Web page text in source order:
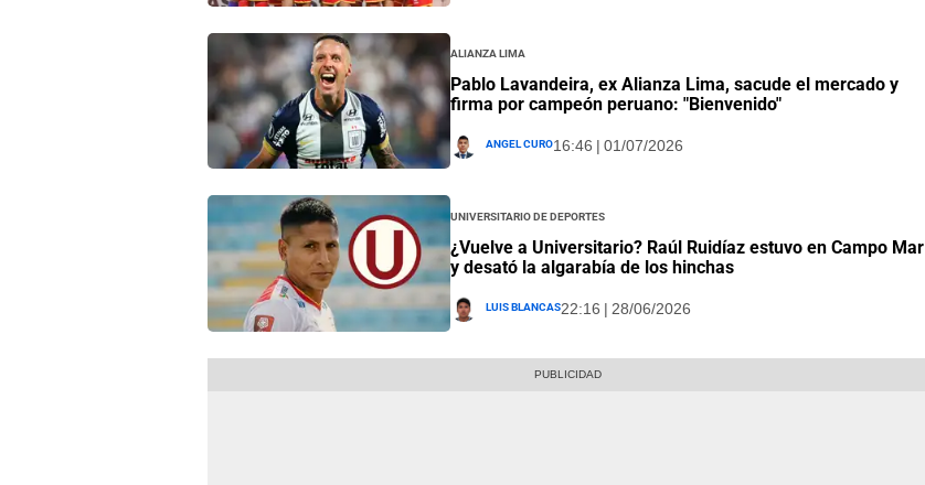
Alianza Lima
Pablo Lavandeira, ex Alianza Lima, sacude el mercado y
firma por campeón peruano: "Bienvenido"
Angel Curo16:46 | 01/07/2026
Universitario de Deportes
¿Vuelve a Universitario? Raúl Ruidíaz estuvo en Campo Mar
y desató la algarabía de los hinchas
Luis Blancas22:16 | 28/06/2026